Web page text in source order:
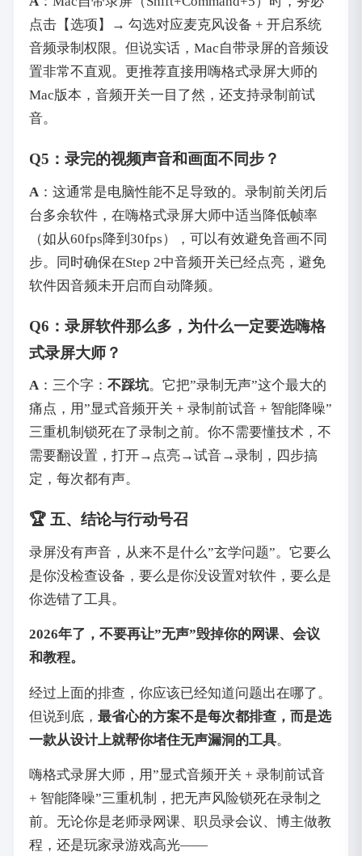
点击【选项】→ 勾选对应麦克风设备 + 开启系统
音频录制权限。但说实话，Mac自带录屏的音频设
置非常不直观。更推荐直接用嗨格式录屏大师的
Mac版本，音频开关一目了然，还支持录制前试
音。
Q5：录完的视频声音和画面不同步？
A ‌：这通常是电脑性能不足导致的。录制前关闭后
台多余软件，在嗨格式录屏大师中适当降低帧率
（如从60fps降到30fps），可以有效避免音画不同
步。同时确保在Step 2中音频开关已经点亮，避免
软件因音频未开启而自动降频。
Q6：录屏软件那么多，为什么一定要选嗨格
式录屏大师？
A‌：三个字：‌ 不踩坑‌。它把”录制无声”这个最大的
痛点，用”显式音频开关 + 录制前试音 + 智能降噪”
三重机制锁死在了录制之前。你不需要懂技术，不
需要翻设置，打开→点亮→试音→录制，四步搞
定，每次都有声。
🏆 五、结论与行动号召
录屏没有声音，从来不是什么”玄学问题”。它要么
是你没检查设备，要么是你没设置对软件，要么是
你选错了工具。
2026年了，不要再让”无声”毁掉你的网课、会议
和教程。
经过上面的排查，你应该已经知道问题出在哪了。
但说到底，‌ 最省心的方案不是每次都排查，而是选
一款从设计上就帮你堵住无声漏洞的工具‌。
嗨格式录屏大师，用”显式音频开关 + 录制前试音
+ 智能降噪”三重机制，把无声风险锁死在录制之
前。无论你是老师录网课、职员录会议、博主做教
程，还是玩家录游戏高光——